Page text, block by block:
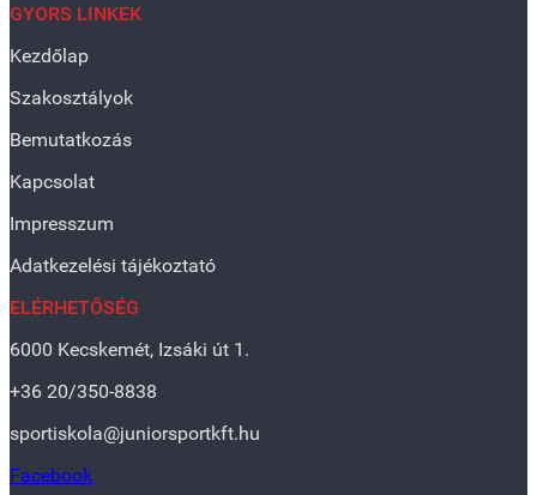
GYORS LINKEK
Kezdőlap
Szakosztályok
Bemutatkozás
Kapcsolat
Impresszum
Adatkezelési tájékoztató
ELÉRHETŐSÉG
6000 Kecskemét, Izsáki út 1.
+36 20/350-8838
sportiskola@juniorsportkft.hu
Facebook